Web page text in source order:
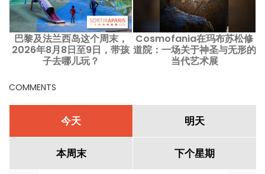
巴黎及法兰西岛这个周末，
2026年8月8日至9日，带孩
子去哪儿玩？
Cosmofania在玛布苏松修
道院：一场关于神圣与无形的
当代艺术展
COMMENTS
今天 明天
本周末 下个星期